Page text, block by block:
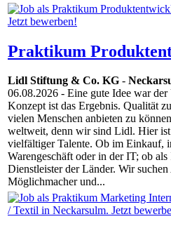
Praktikum
Lidl Stiftung & Co. KG -
06.08.2026 - Eine gute Idee war
Konzept ist das Ergebnis. Qualität
vielen Menschen anbieten zu
weltweit, denn wir sind Lidl. Hier ist
vielfältiger Talente. Ob im Einkauf,
Warengeschäft oder in der IT; ob
Dienstleister der Länder. Wir
Möglichmacher und...